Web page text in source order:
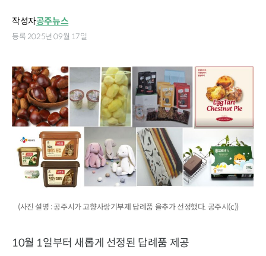
작성자공주뉴스
등록 2025년 09월 17일
(사진 설명 : 공주시가 고향사랑기부제 답례품 을추가 선정했다. 공주시(c))
10월 1일부터 새롭게 선정된 답례품 제공